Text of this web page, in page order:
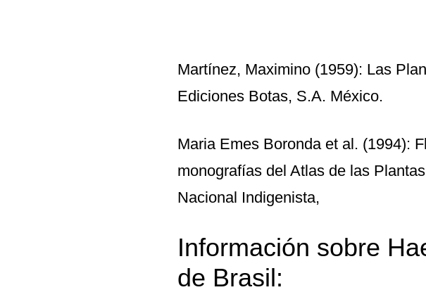
Martínez, Maximino (1959): Las
Ediciones Botas, S.A. México.
Maria Emes Boronda et al. (1994):
monografías del Atlas de las
Nacional Indigenista,
Información sobre
de Brasil: